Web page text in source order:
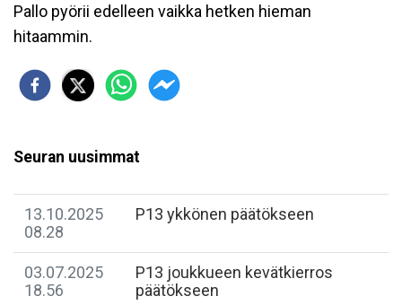
Pallo pyörii edelleen vaikka hetken hieman
hitaammin.
Seuran uusimmat
13.10.2025
08.28
P13 ykkönen päätökseen
03.07.2025
18.56
P13 joukkueen kevätkierros
päätökseen